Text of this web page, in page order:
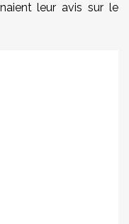
leur avis sur le